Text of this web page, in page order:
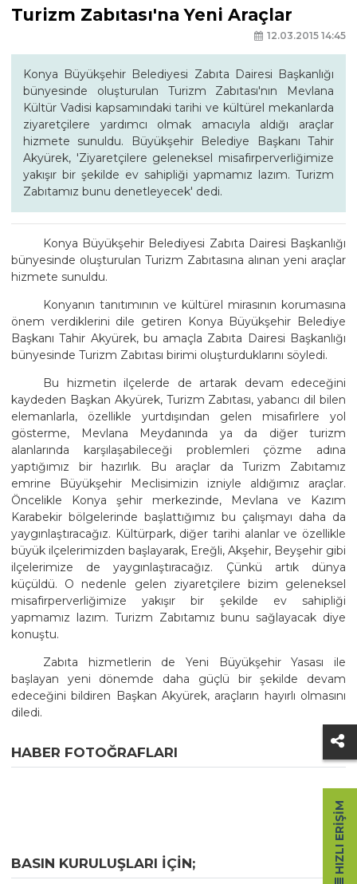
Turizm Zabıtası'na Yeni Araçlar
12.03.2015 14:45
Konya Büyükşehir Belediyesi Zabıta Dairesi Başkanlığı
bünyesinde oluşturulan Turizm Zabıtası'nın Mevlana
Kültür Vadisi kapsamındaki tarihi ve kültürel mekanlarda
ziyaretçilere yardımcı olmak amacıyla aldığı araçlar
hizmete sunuldu. Büyükşehir Belediye Başkanı Tahir
Akyürek, 'Ziyaretçilere geleneksel misafirperverliğimize
yakışır bir şekilde ev sahipliği yapmamız lazım. Turizm
Zabıtamız bunu denetleyecek' dedi.
Konya Büyükşehir Belediyesi Zabıta Dairesi Başkanlığı
bünyesinde oluşturulan Turizm Zabıtasına alınan yeni araçlar
hizmete sunuldu.
Konyanın tanıtımının ve kültürel mirasının korumasına
önem verdiklerini dile getiren Konya Büyükşehir Belediye
Başkanı Tahir Akyürek, bu amaçla Zabıta Dairesi Başkanlığı
bünyesinde Turizm Zabıtası birimi oluşturduklarını söyledi.
Bu hizmetin ilçelerde de artarak devam edeceğini
kaydeden Başkan Akyürek, Turizm Zabıtası, yabancı dil bilen
elemanlarla, özellikle yurtdışından gelen misafirlere yol
gösterme, Mevlana Meydanında ya da diğer turizm
alanlarında karşılaşabileceği problemleri çözme adına
yaptığımız bir hazırlık. Bu araçlar da Turizm Zabıtamız
emrine Büyükşehir Meclisimizin izniyle aldığımız araçlar.
Öncelikle Konya şehir merkezinde, Mevlana ve Kazım
Karabekir bölgelerinde başlattığımız bu çalışmayı daha da
yaygınlaştıracağız. Kültürpark, diğer tarihi alanlar ve özellikle
büyük ilçelerimizden başlayarak, Ereğli, Akşehir, Beyşehir gibi
ilçelerimize de yaygınlaştıracağız. Çünkü artık dünya
küçüldü. O nedenle gelen ziyaretçilere bizim geleneksel
misafirperverliğimize yakışır bir şekilde ev sahipliği
yapmamız lazım. Turizm Zabıtamız bunu sağlayacak diye
konuştu.
Zabıta hizmetlerin de Yeni Büyükşehir Yasası ile
başlayan yeni dönemde daha güçlü bir şekilde devam
edeceğini bildiren Başkan Akyürek, araçların hayırlı olmasını
diledi.
HABER FOTOĞRAFLARI
BASIN KURULUŞLARI IÇIN; HIZLI ERIŞIM